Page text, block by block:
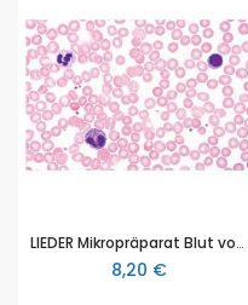
LIEDER Mikropräparat Blut vom Menschen, Ausstrich. Rote und weiße Blutkörperchen, Färbung n. Giemsa (512c)
8,20 €